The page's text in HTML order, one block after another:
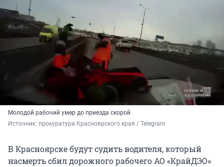
Молодой рабочий умер до приезда скорой
Источник: прокуратура Красноярского края / Telegram
В Красноярске будут судить водителя, который
насмерть сбил дорожного рабочего АО «КрайДЭО»